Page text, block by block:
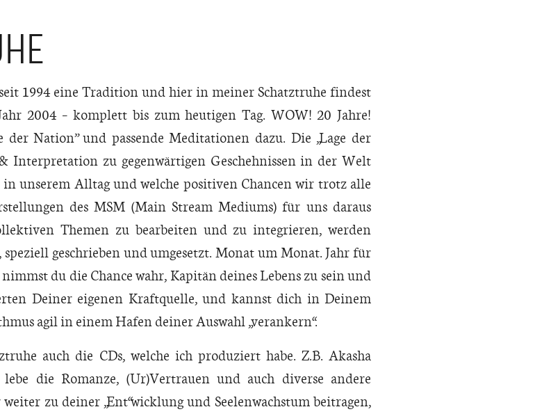
1994 eine Tradition und hier in meiner Schatztruhe findest
2004 – komplett bis zum heutigen Tag. WOW! 20 Jahre!
Nation” und passende Meditationen dazu. Die „Lage der
Interpretation zu gegenwärtigen Geschehnissen in der Welt
unserem Alltag und welche positiven Chancen wir trotz alle
des MSM (Main Stream Mediums) für uns daraus
Themen zu bearbeiten und zu integrieren, werden
geschrieben und umgesetzt. Monat um Monat. Jahr für
du die Chance wahr, Kapitän deines Lebens zu sein und
Deiner eigenen Kraftquelle, und kannst dich in Deinem
agil in einem Hafen deiner Auswahl „verankern“.
auch die CDs, welche ich produziert habe. Z.B. Akasha
die Romanze, (Ur)Vertrauen und auch diverse andere
zu deiner „Ent“wicklung und Seelenwachstum beitragen,